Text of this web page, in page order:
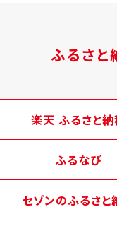
ふるさと
楽天 ふるさと
ふるなび
セゾンのふるさと